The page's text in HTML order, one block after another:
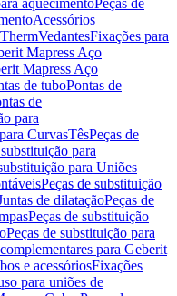
aquecimentoPeças de
Acessórios
VedantesFixações para
Mapress Aço
Mapress Aço
de tuboPontas de
de
para
CurvasTêsPeças de
para
para Uniões
Peças de substituição
de dilataçãoPeças de
Peças de substituição
Peças de substituição para
para Geberit
e acessóriosFixações
para uniões de